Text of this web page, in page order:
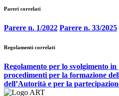
Pareri correlati
Parere n. 1/2022 Parere n. 33/2025
Regolamenti correlati
Regolamento per lo svolgimento
procedimenti per la formazione
dell’Autorità e per la